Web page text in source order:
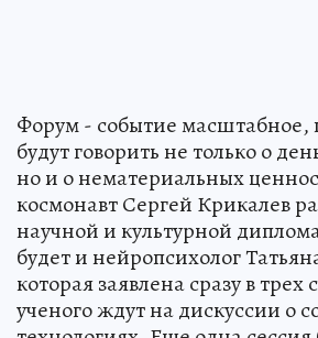
Форум - событие масштабное,
будут говорить не только о
но и о нематериальных
космонавт Сергей Крикалев
научной и культурной
будет и нейропсихолог
которая заявлена сразу в трех
ученого ждут на дискуссии о